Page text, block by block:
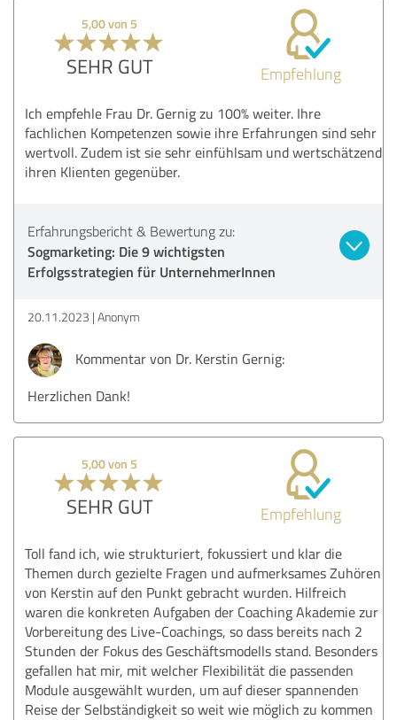
5,00 von 5
SEHR GUT Empfehlung
Ich empfehle Frau Dr. Gernig zu 100% weiter. Ihre
fachlichen Kompetenzen sowie ihre Erfahrungen sind sehr
wertvoll. Zudem ist sie sehr einfühlsam und wertschätzend
ihren Klienten gegenüber.
Erfahrungsbericht & Bewertung zu:
Sogmarketing: Die 9 wichtigsten
Erfolgsstrategien für UnternehmerInnen
20.11.2023 Anonym
Kommentar von Dr. Kerstin Gernig:
Herzlichen Dank!
5,00 von 5
SEHR GUT Empfehlung
Toll fand ich, wie strukturiert, fokussiert und klar die
Themen durch gezielte Fragen und aufmerksames Zuhören
von Kerstin auf den Punkt gebracht wurden. Hilfreich
waren die konkreten Aufgaben der Coaching Akademie zur
Vorbereitung des Live-Coachings, so dass bereits nach 2
Stunden der Fokus des Geschäftsmodells stand. Besonders
gefallen hat mir, mit welcher Flexibilität die passenden
Module ausgewählt wurden, um auf dieser spannenden
Reise der Selbständigkeit so weit wie möglich zu kommen